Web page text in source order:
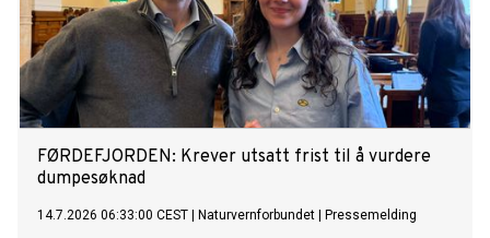
FØRDEFJORDEN: Krever utsatt frist til å vurdere
dumpesøknad
14.7.2026 06:33:00 CEST Naturvernforbundet Pressemelding